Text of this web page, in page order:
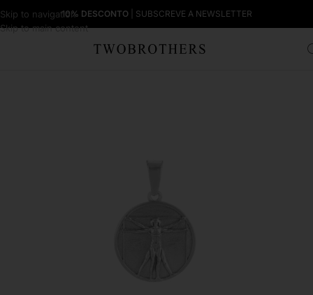
Skip to navigation
Skip to main content
10% DESCONTO| SUBSCREVE A NEWSLETTER
Colares Homem Pendentes para Colares